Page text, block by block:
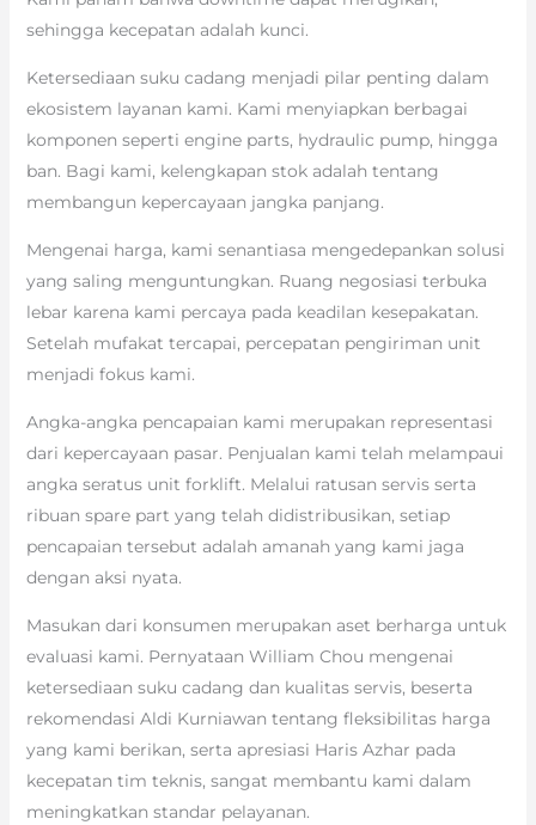
sehingga kecepatan adalah kunci.
Ketersediaan suku cadang menjadi pilar penting dalam
ekosistem layanan kami. Kami menyiapkan berbagai
komponen seperti engine parts, hydraulic pump, hingga
ban. Bagi kami, kelengkapan stok adalah tentang
membangun kepercayaan jangka panjang.
Mengenai harga, kami senantiasa mengedepankan solusi
yang saling menguntungkan. Ruang negosiasi terbuka
lebar karena kami percaya pada keadilan kesepakatan.
Setelah mufakat tercapai, percepatan pengiriman unit
menjadi fokus kami.
Angka-angka pencapaian kami merupakan representasi
dari kepercayaan pasar. Penjualan kami telah melampaui
angka seratus unit forklift. Melalui ratusan servis serta
ribuan spare part yang telah didistribusikan, setiap
pencapaian tersebut adalah amanah yang kami jaga
dengan aksi nyata.
Masukan dari konsumen merupakan aset berharga untuk
evaluasi kami. Pernyataan William Chou mengenai
ketersediaan suku cadang dan kualitas servis, beserta
rekomendasi Aldi Kurniawan tentang fleksibilitas harga
yang kami berikan, serta apresiasi Haris Azhar pada
kecepatan tim teknis, sangat membantu kami dalam
meningkatkan standar pelayanan.